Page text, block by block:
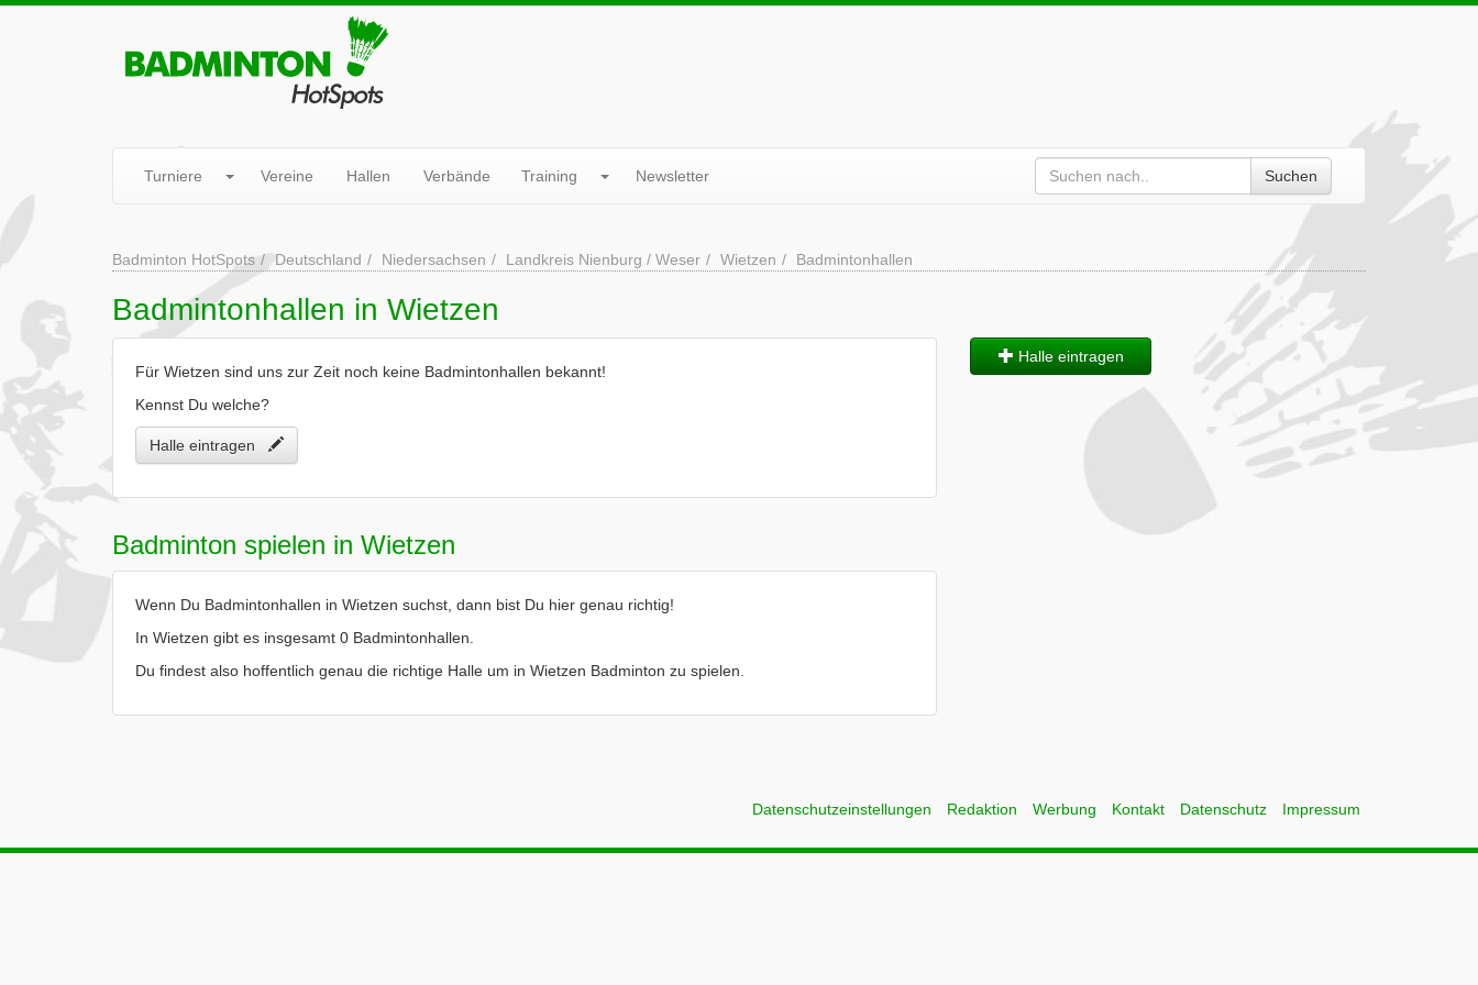
Turniere Vereine Hallen Verbände Training Newsletter Suchen
Badminton HotSpots Deutschland Niedersachsen Landkreis Nienburg / Weser Wietzen Badmintonhallen
Badmintonhallen in Wietzen
Für Wietzen sind uns zur Zeit noch keine Badmintonhallen bekannt!
Kennst Du welche?
Halle eintragen
Badminton spielen in Wietzen
Wenn Du Badmintonhallen in Wietzen suchst, dann bist Du hier genau richtig!
In Wietzen gibt es insgesamt 0 Badmintonhallen.
Du findest also hoffentlich genau die richtige Halle um in Wietzen Badminton zu spielen.
Halle eintragen
Datenschutzeinstellungen Redaktion Werbung Kontakt Datenschutz Impressum